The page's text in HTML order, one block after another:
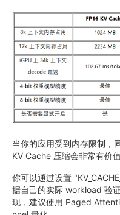
当你的应用受到内存限制，
KV Cache 压缩会非常有价值
你可以通过设置
据自己的实际 workload 验
现，建议使用 Paged